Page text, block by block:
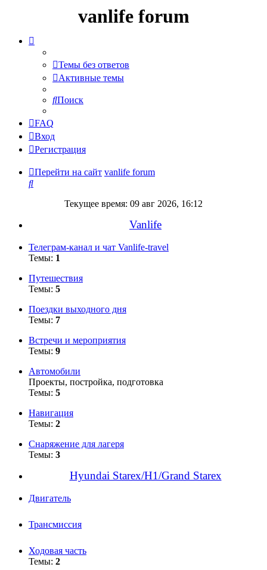
vanlife forum
Темы без ответов
Активные темы
Поиск
FAQ
Вход
Регистрация
Перейти на сайт vanlife forum
Поиск
Текущее время: 09 авг 2026, 16:12
Vanlife
Телеграм-канал и чат Vanlife-travel
Темы: 1
Путешествия
Темы: 5
Поездки выходного дня
Темы: 7
Встречи и мероприятия
Темы: 9
Автомобили
Проекты, постройка, подготовка
Темы: 5
Навигация
Темы: 2
Снаряжение для лагеря
Темы: 3
Hyundai Starex/H1/Grand Starex
Двигатель
Трансмиссия
Ходовая часть
Темы: 2